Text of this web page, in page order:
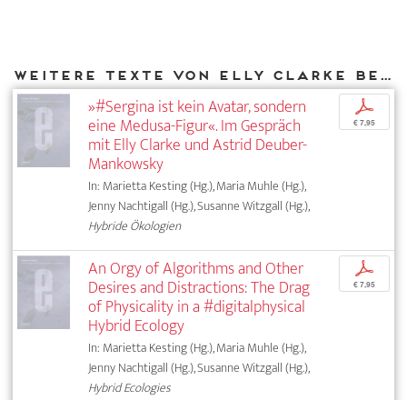
Weitere Texte von Elly Clarke bei DIAPHANES
»#Sergina ist kein Avatar, sondern
eine Medusa-Figur«. Im Gespräch
mit Elly Clarke und Astrid Deuber-
Mankowsky
In: Marietta Kesting (Hg.), Maria Muhle (Hg.),
Jenny Nachtigall (Hg.), Susanne Witzgall (Hg.),
Hybride Ökologien
p
€ 7,95
An Orgy of Algorithms and Other
Desires and Distractions: The Drag
of Physicality in a #digitalphysical
Hybrid Ecology
In: Marietta Kesting (Hg.), Maria Muhle (Hg.),
Jenny Nachtigall (Hg.), Susanne Witzgall (Hg.),
Hybrid Ecologies
p
€ 7,95